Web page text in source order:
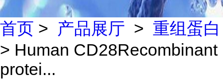
首页 > 产品展厅 > 重组蛋白
> Human CD28Recombinant
protei...